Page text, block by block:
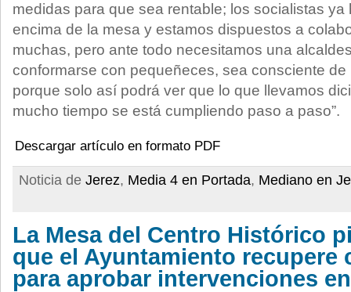
medidas para que sea rentable; los socialistas
encima de la mesa y estamos dispuestos a
muchas, pero ante todo necesitamos una
conformarse con pequeñeces, sea consciente
porque solo así podrá ver que lo que llevamos
mucho tiempo se está cumpliendo paso a paso”.
Descargar artículo en formato PDF
Noticia de Jerez, Media 4 en Portada, Mediano en
La Mesa del Centro Histórico
que el Ayuntamiento recupere
para aprobar intervenciones